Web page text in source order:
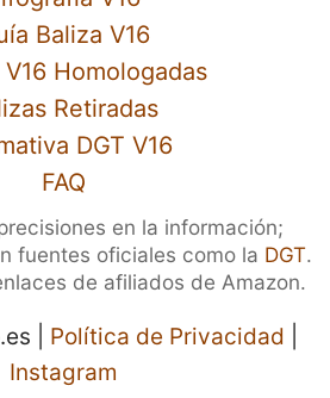
Baliza V16
Homologadas
Retiradas
DGT V16
FAQ
en la información;
fuentes oficiales como la DGT.
de afiliados de Amazon.
| Política de Privacidad
Instagram